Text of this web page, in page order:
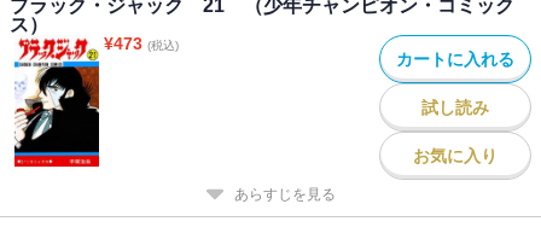
ブラック・ジャック 21 （少年チャンピオン・コミック
ス）
¥473 (税込)
カートに入れる
試し読み
お気に入り
あらすじを見る